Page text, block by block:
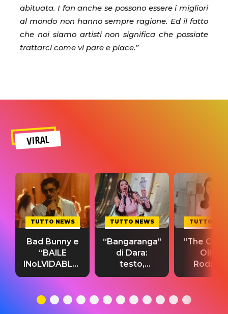
abituata. I fan anche se possono essere i migliori
al mondo non hanno sempre ragione. Ed il fatto
che noi siamo artisti non significa che possiate
trattarci come vi pare e piace.”
VIRAL
TUTTO NEWS
Bad Bunny e
“BAILE
INoLVIDABLE”:
testo,
significato
TUTTO NEWS
“Bangaranga”
di Dara:
testo,
traduzione e
del singolo
TUTTO
“The
Olivia
testo,